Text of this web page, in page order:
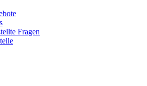
Fragen